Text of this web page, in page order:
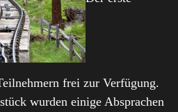
frei zur Verfügung.
wurden einige Absprachen